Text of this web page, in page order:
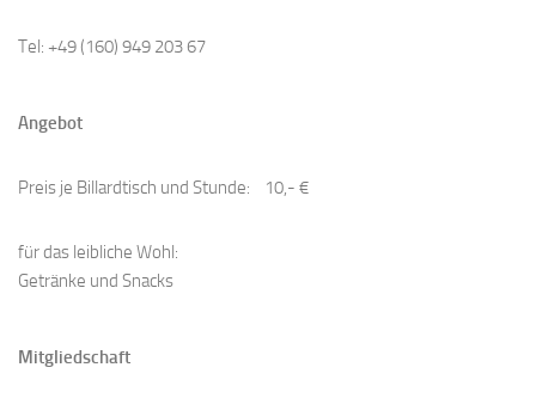
Tel: +49 (160) 949 203 67
Angebot
Preis je Billardtisch und Stunde: 10,- €
​für das leibliche Wohl:
Getränke und Snacks
Mitgliedschaft